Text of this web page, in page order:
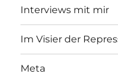
Interviews mit mir
Im Visier der
Meta